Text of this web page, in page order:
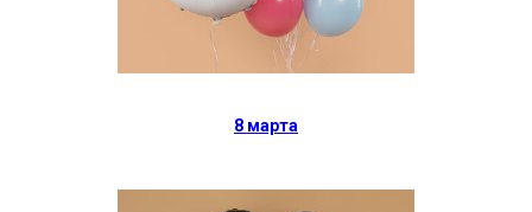
8 марта